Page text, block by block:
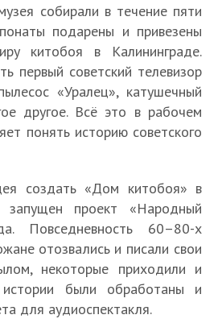
собирали в течение пяти
подарены и привезены
китобоя в Калининграде.
первый советский телевизор
«Уралец», катушечный
другое. Всё это в рабочем
понять историю советского
создать «Дом китобоя» в
запущен проект «Народный
Повседневность 60–80-х
отозвались и писали свои
некоторые приходили и
истории были обработаны и
для аудиоспектакля.